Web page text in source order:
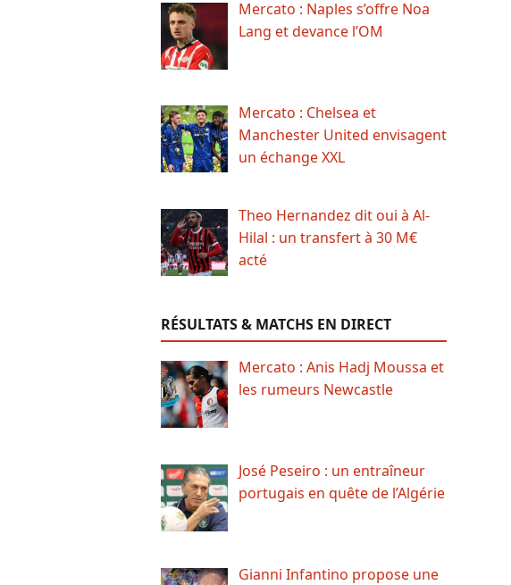
Mercato : Naples s’offre Noa
Lang et devance l’OM
Mercato : Chelsea et
Manchester United envisagent
un échange XXL
Theo Hernandez dit oui à Al-
Hilal : un transfert à 30 M€
acté
RÉSULTATS & MATCHS EN DIRECT
Mercato : Anis Hadj Moussa et
les rumeurs Newcastle
José Peseiro : un entraîneur
portugais en quête de l’Algérie
Gianni Infantino propose une